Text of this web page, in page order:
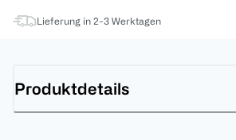
Lieferung in 2-3 Werktagen
Produktdetails